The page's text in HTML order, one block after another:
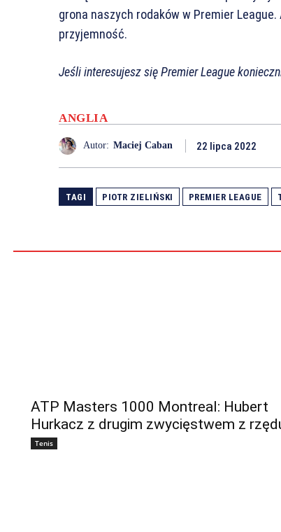
grona naszych rodaków w Premier
przyjemność.
Jeśli interesujesz się Premier League
ANGLIA
Autor: Maciej Caban 22 lipca 2022
TAGI PIOTR ZIELIŃSKI PREMIER LEAGUE
ATP Masters 1000 Montreal: Hubert
Hurkacz z drugim zwycięstwem z
Tenis